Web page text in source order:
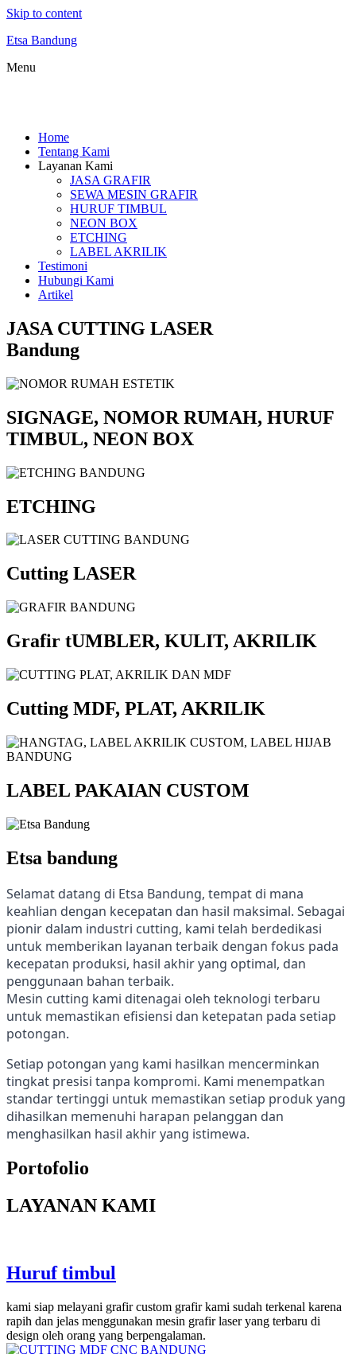
Skip to content
Etsa Bandung
Menu
Home
Tentang Kami
Layanan Kami
JASA GRAFIR
SEWA MESIN GRAFIR
HURUF TIMBUL
NEON BOX
ETCHING
LABEL AKRILIK
Testimoni
Hubungi Kami
Artikel
JASA CUTTING LASER
Bandung
SIGNAGE, NOMOR RUMAH, HURUF
TIMBUL, NEON BOX
ETCHING
Cutting LASER
Grafir tUMBLER, KULIT, AKRILIK
Cutting MDF, PLAT, AKRILIK
LABEL PAKAIAN CUSTOM
Etsa bandung
Selamat datang di Etsa Bandung, tempat di mana
keahlian dengan kecepatan dan hasil maksimal. Sebagai
pionir dalam industri cutting, kami telah berdedikasi
untuk memberikan layanan terbaik dengan fokus pada
kecepatan produksi, hasil akhir yang optimal, dan
penggunaan bahan terbaik.
Mesin cutting kami ditenagai oleh teknologi terbaru
untuk memastikan efisiensi dan ketepatan pada setiap
potongan.
Setiap potongan yang kami hasilkan mencerminkan
tingkat presisi tanpa kompromi. Kami menempatkan
standar tertinggi untuk memastikan setiap produk yang
dihasilkan memenuhi harapan pelanggan dan
menghasilkan hasil akhir yang istimewa.
Portofolio
LAYANAN KAMI
Huruf timbul
kami siap melayani grafir custom grafir kami sudah terkenal karena
rapih dan jelas menggunakan mesin grafir laser yang terbaru di
design oleh orang yang berpengalaman.